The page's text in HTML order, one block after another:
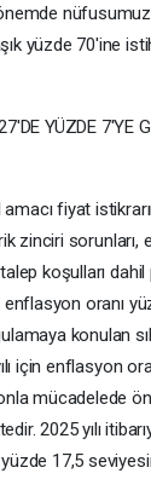
yüzde 70'ine
YÜZDE 7'YE
fiyat
zinciri sorunları,
koşulları
oranı
konulan
için enflasyon
mücadelede
2025 yılı
17,5